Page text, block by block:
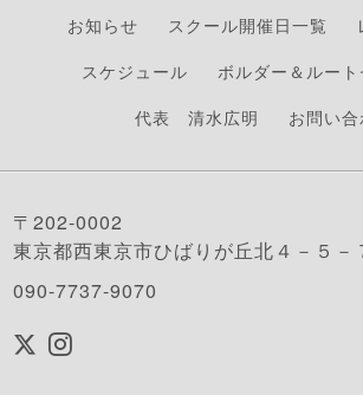
お知らせ スクール開催日一覧
スケジュール
ボルダー＆ルー
代表 清水広明
お問い
〒202-0002
東京都西東京市ひばりが丘北４－５－
090-7737-9070